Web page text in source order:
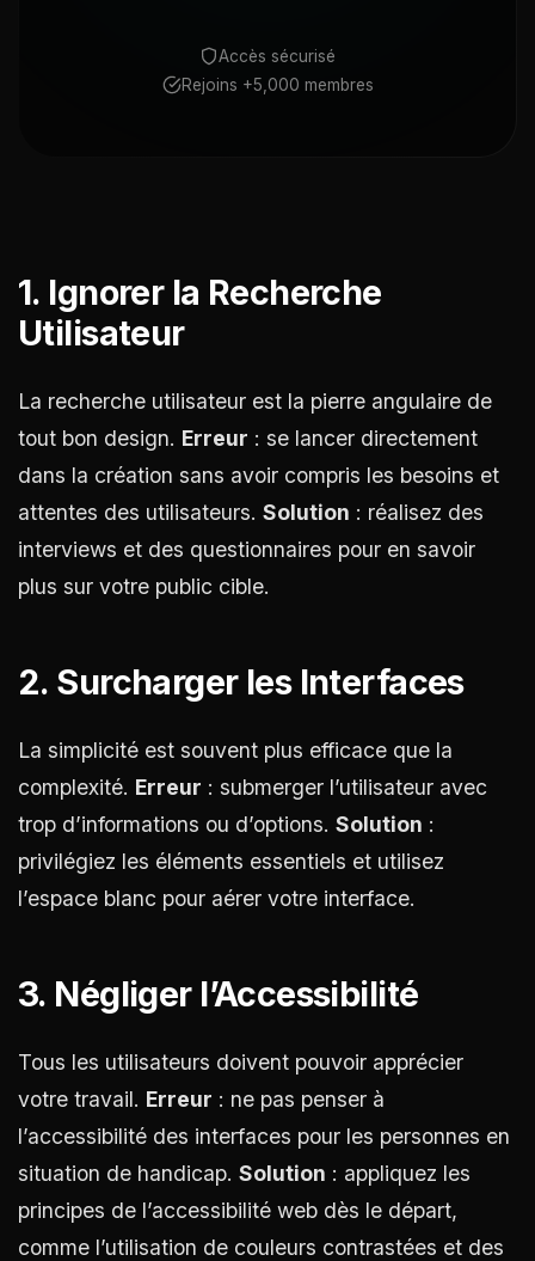
Accès sécurisé
Rejoins +5,000 membres
1. Ignorer la Recherche
Utilisateur
La recherche utilisateur est la pierre angulaire de
tout bon design. Erreur : se lancer directement
dans la création sans avoir compris les besoins et
attentes des utilisateurs. Solution : réalisez des
interviews et des questionnaires pour en savoir
plus sur votre public cible.
2. Surcharger les Interfaces
La simplicité est souvent plus efficace que la
complexité. Erreur : submerger l’utilisateur avec
trop d’informations ou d’options. Solution :
privilégiez les éléments essentiels et utilisez
l’espace blanc pour aérer votre interface.
3. Négliger l’Accessibilité
Tous les utilisateurs doivent pouvoir apprécier
votre travail. Erreur : ne pas penser à
l’accessibilité des interfaces pour les personnes en
situation de handicap. Solution : appliquez les
principes de l’accessibilité web dès le départ,
comme l’utilisation de couleurs contrastées et des